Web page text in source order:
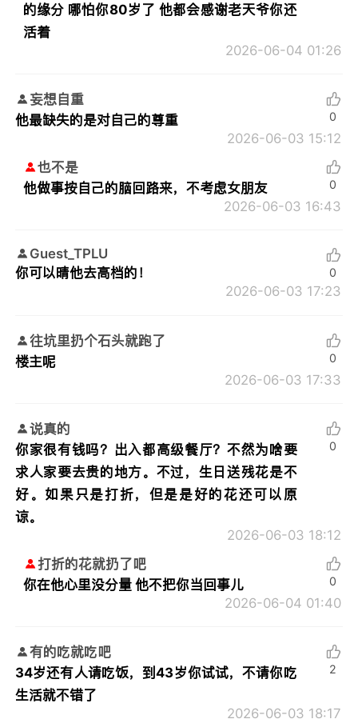
的缘分 哪怕你80岁了 他都会感谢老天爷你还
活着
2026-06-04 01:26
妄想自重
他最缺失的是对自己的尊重
2026-06-03 15:12
0
也不是
他做事按自己的脑回路来，不考虑女朋友
2026-06-03 16:43
0
Guest_TPLU
你可以晴他去高档的！
2026-06-03 17:23
0
往坑里扔个石头就跑了
楼主呢
2026-06-03 17:33
0
说真的
你家很有钱吗？出入都高级餐厅？不然为啥要
求人家要去贵的地方。不过，生日送残花是不
好。如果只是打折，但是是好的花还可以原
谅。
2026-06-03 18:12
0
打折的花就扔了吧
你在他心里没分量 他不把你当回事儿
2026-06-04 01:40
0
有的吃就吃吧
34岁还有人请吃饭，到43岁你试试，不请你吃
生活就不错了
2026-06-03 18:17
2